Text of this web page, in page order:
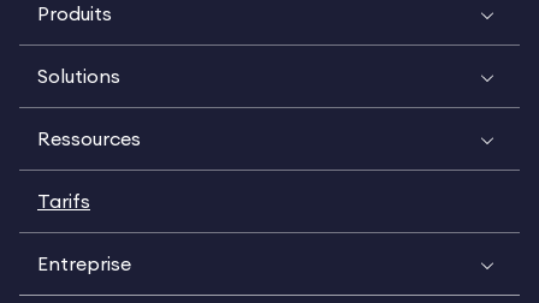
Produits
Solutions
Ressources
Tarifs
Entreprise